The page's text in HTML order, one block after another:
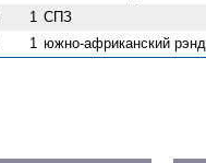
1 СПЗ
1 южно-африканский рэнд